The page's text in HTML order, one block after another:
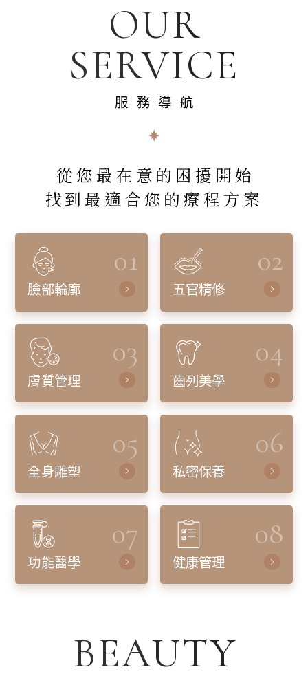
OUR
SERVICE
服務導航
從您最在意的困擾開始
找到最適合您的療程方案
01
臉部輪廓
02
五官精修
03
膚質管理
04
齒列美學
05
全身雕塑
06
私密保養
07
功能醫學
08
健康管理
BEAUTY